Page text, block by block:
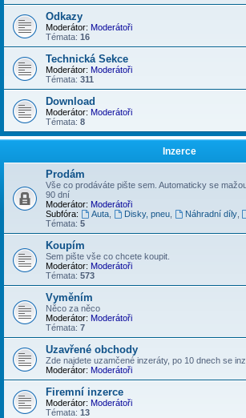
Odkazy
Moderátor: Moderátoři
Témata: 16
Technická Sekce
Moderátor: Moderátoři
Témata: 311
Download
Moderátor: Moderátoři
Témata: 8
Inzerce
Prodám
Vše co prodáváte pište sem. Automaticky se
90 dní
Moderátor: Moderátoři
Subfóra:
Auta, Disky, pneu, Náhradní díly,
Témata: 5
Koupím
Sem pište vše co chcete koupit.
Moderátor: Moderátoři
Témata: 573
Vyměním
Něco za něco
Moderátor: Moderátoři
Témata: 7
Uzavřené obchody
Zde najdete uzamčené inzeráty, po 10 dnech se
Moderátor: Moderátoři
Firemní inzerce
Moderátor: Moderátoři
Témata: 13